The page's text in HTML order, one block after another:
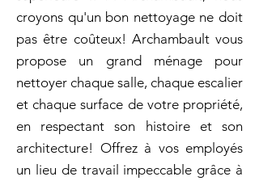
croyons qu'un bon nettoyage ne doit
pas être coûteux! Archambault vous
propose un grand ménage pour
nettoyer chaque salle, chaque escalier
et chaque surface de votre propriété,
en respectant son histoire et son
architecture! Offrez à vos employés
un lieu de travail impeccable grâce à